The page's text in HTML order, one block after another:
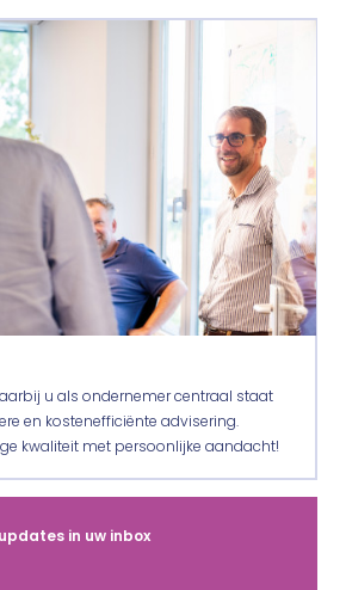
u als ondernemer centraal staat
en kostenefficiënte advisering.
kwaliteit met persoonlijke aandacht!
in uw inbox